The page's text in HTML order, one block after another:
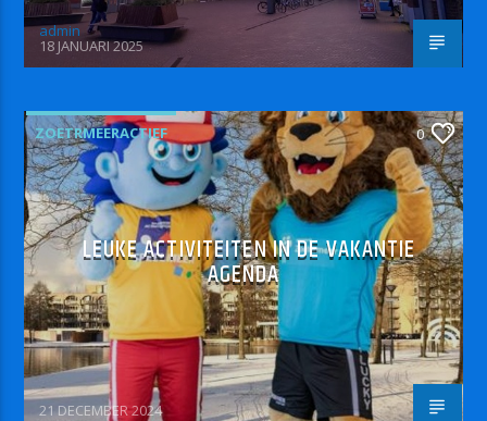
admin
18 JANUARI 2025
ZOETRMEERACTIEF 0
LEUKE ACTIVITEITEN IN DE VAKANTIE
AGENDA
21 DECEMBER 2024